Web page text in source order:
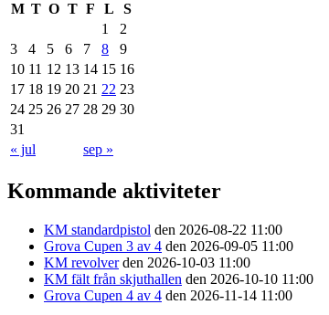
M T O T F L
S
1
2
3
4 5 6 7 8
9
10 11 12 13 14 15 16
17 18 19 20 21 22 23
24 25 26 27 28 29 30
31
« jul
sep »
Kommande aktiviteter
KM standardpistol den 2026-08-22 11:00
Grova Cupen 3 av 4 den 2026-09-05 11:00
KM revolverden 2026-10-03 11:00
KM fält från skjuthallen den 2026-10-10 11:00
Grova Cupen 4 av 4 den 2026-11-14 11:00